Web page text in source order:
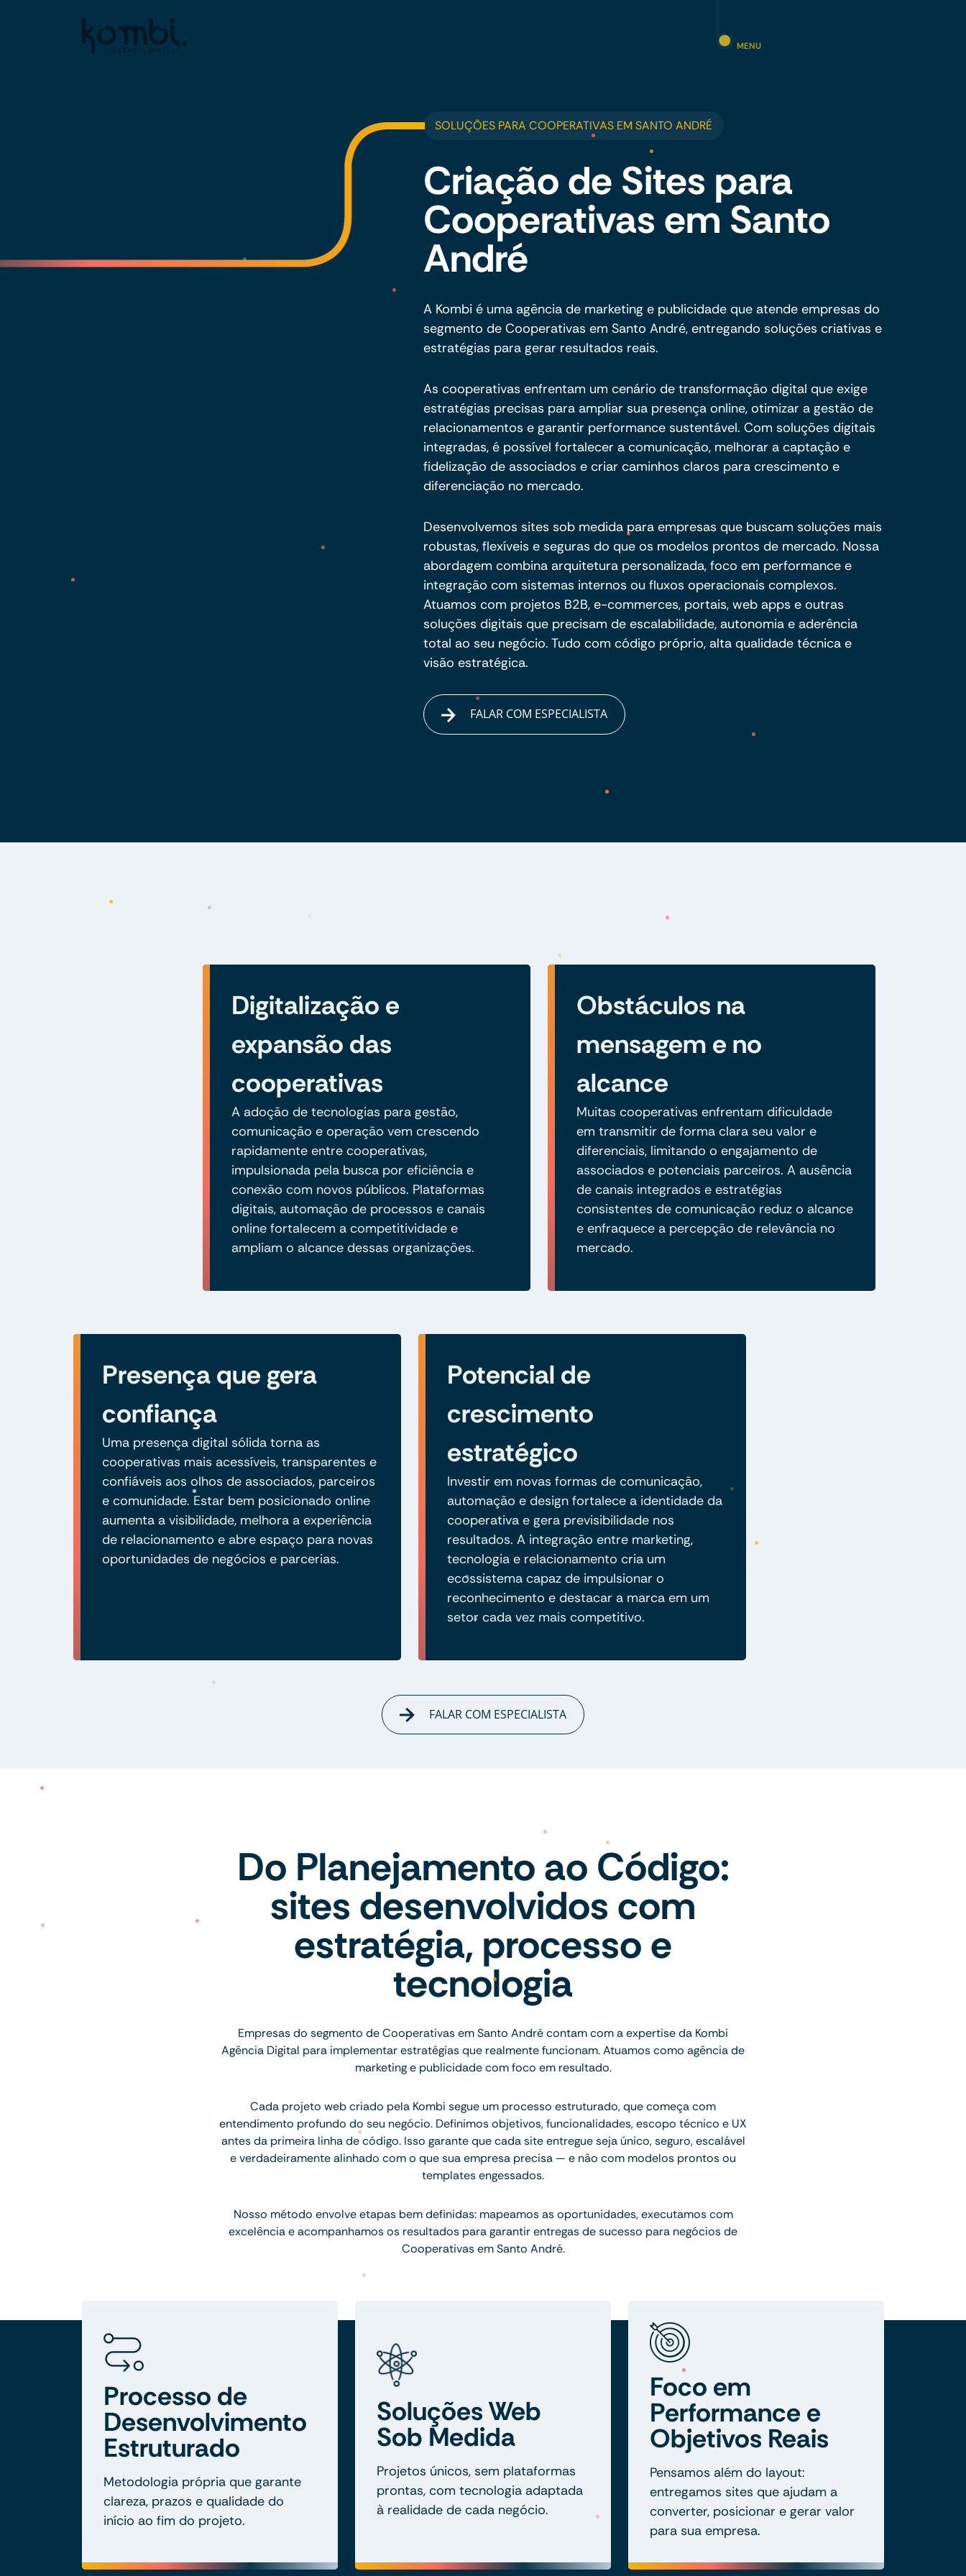
MENU
SOLUÇÕES PARA COOPERATIVAS EM SANTO ANDRÉ
Criação de Sites para
Cooperativas em Santo
André
A Kombi é uma agência de marketing e publicidade que atende empresas do
segmento de Cooperativas em Santo André, entregando soluções criativas e
estratégias para gerar resultados reais.
As cooperativas enfrentam um cenário de transformação digital que exige
estratégias precisas para ampliar sua presença online, otimizar a gestão de
relacionamentos e garantir performance sustentável. Com soluções digitais
integradas, é possível fortalecer a comunicação, melhorar a captação e
fidelização de associados e criar caminhos claros para crescimento e
diferenciação no mercado.
Desenvolvemos sites sob medida para empresas que buscam soluções mais
robustas, flexíveis e seguras do que os modelos prontos de mercado. Nossa
abordagem combina arquitetura personalizada, foco em performance e
integração com sistemas internos ou fluxos operacionais complexos.
Atuamos com projetos B2B, e-commerces, portais, web apps e outras
soluções digitais que precisam de escalabilidade, autonomia e aderência
total ao seu negócio. Tudo com código próprio, alta qualidade técnica e
visão estratégica.
FALAR COM ESPECIALISTA
Digitalização e
expansão das
cooperativas
A adoção de tecnologias para gestão,
comunicação e operação vem crescendo
rapidamente entre cooperativas,
impulsionada pela busca por eficiência e
conexão com novos públicos. Plataformas
digitais, automação de processos e canais
online fortalecem a competitividade e
ampliam o alcance dessas organizações.
Obstáculos na
mensagem e no
alcance
Muitas cooperativas enfrentam dificuldade
em transmitir de forma clara seu valor e
diferenciais, limitando o engajamento de
associados e potenciais parceiros. A ausência
de canais integrados e estratégias
consistentes de comunicação reduz o alcance
e enfraquece a percepção de relevância no
mercado.
Presença que gera
confiança
Uma presença digital sólida torna as
cooperativas mais acessíveis, transparentes e
confiáveis aos olhos de associados, parceiros
e comunidade. Estar bem posicionado online
aumenta a visibilidade, melhora a experiência
de relacionamento e abre espaço para novas
oportunidades de negócios e parcerias.
Potencial de
crescimento
estratégico
Investir em novas formas de comunicação,
automação e design fortalece a identidade da
cooperativa e gera previsibilidade nos
resultados. A integração entre marketing,
tecnologia e relacionamento cria um
ecossistema capaz de impulsionar o
reconhecimento e destacar a marca em um
setor cada vez mais competitivo.
FALAR COM ESPECIALISTA
Do Planejamento ao Código:
sites desenvolvidos com
estratégia, processo e
tecnologia
Empresas do segmento de Cooperativas em Santo André contam com a expertise da Kombi
Agência Digital para implementar estratégias que realmente funcionam. Atuamos como agência de
marketing e publicidade com foco em resultado.
Cada projeto web criado pela Kombi segue um processo estruturado, que começa com
entendimento profundo do seu negócio. Definimos objetivos, funcionalidades, escopo técnico e UX
antes da primeira linha de código. Isso garante que cada site entregue seja único, seguro, escalável
e verdadeiramente alinhado com o que sua empresa precisa — e não com modelos prontos ou
templates engessados.
Nosso método envolve etapas bem definidas: mapeamos as oportunidades, executamos com
excelência e acompanhamos os resultados para garantir entregas de sucesso para negócios de
Cooperativas em Santo André.
Processo de
Desenvolvimento
Estruturado
Metodologia própria que garante
clareza, prazos e qualidade do
início ao fim do projeto.
Soluções Web
Sob Medida
Projetos únicos, sem plataformas
prontas, com tecnologia adaptada
à realidade de cada negócio.
Foco em
Performance e
Objetivos Reais
Pensamos além do layout:
entregamos sites que ajudam a
converter, posicionar e gerar valor
para sua empresa.